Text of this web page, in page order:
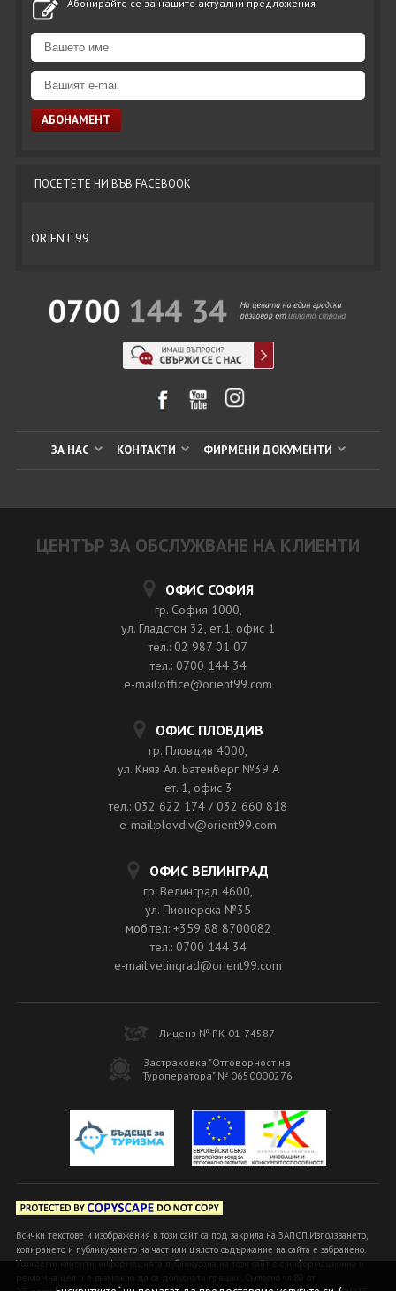
Абонирайте се за нашите актуални предложения
ПОСЕТЕТЕ НИ ВЪВ FACEBOOK
ORIENT 99
ЗА НАС КОНТАКТИ ФИРМЕНИ ДОКУМЕНТИ
ЦЕНТЪР ЗА ОБСЛУЖВАНЕ НА КЛИЕНТИ
ОФИС СОФИЯ
гр. София 1000,
ул. Гладстон 32, ет.1, офис 1
тел.: 02 987 01 07
тел.: 0700 144 34
e-mail:office@orient99.com
ОФИС ПЛОВДИВ
гр. Пловдив 4000,
ул. Княз Ал. Батенберг №39 A
ет. 1, офис 3
тел.: 032 622 174 / 032 660 818
e-mail:plovdiv@orient99.com
ОФИС ВЕЛИНГРАД
гр. Велинград 4600,
ул. Пионерска №35
моб.тел: +359 88 8700082
тел.: 0700 144 34
e-mail:velingrad@orient99.com
Лиценз № РК-01-74587
Застраховка "Отговорност на
Туроператора" № 0650000276
Всички текстове и изображения в този сайт са под закрила на ЗАПСП.Използването,
копирането и публикуването на част или цялото съдържание на сайта е забранено.
Уважаеми клиенти, информацията публикувана на този сайт е с информационна и